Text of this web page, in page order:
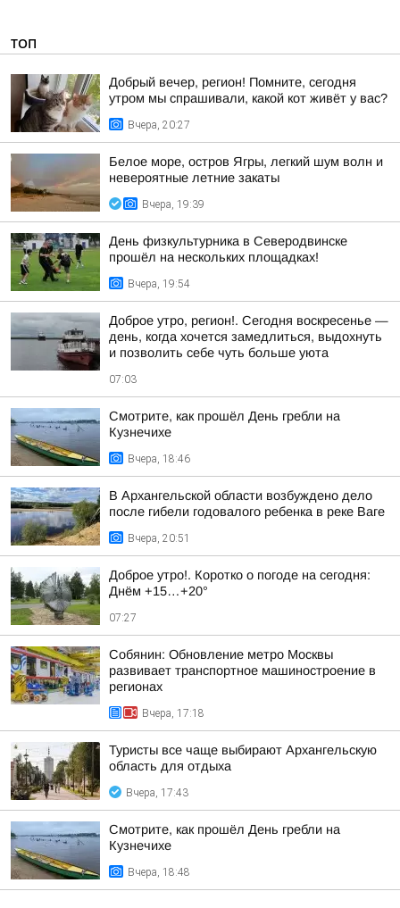
ТОП
Добрый вечер, регион! Помните, сегодня
утром мы спрашивали, какой кот живёт у вас?
Вчера, 20:27
Белое море, остров Ягры, легкий шум волн и
невероятные летние закаты
Вчера, 19:39
День физкультурника в Северодвинске
прошёл на нескольких площадках!
Вчера, 19:54
Доброе утро, регион!. Сегодня воскресенье —
день, когда хочется замедлиться, выдохнуть
и позволить себе чуть больше уюта
07:03
Смотрите, как прошёл День гребли на
Кузнечихе
Вчера, 18:46
В Архангельской области возбуждено дело
после гибели годовалого ребенка в реке Ваге
Вчера, 20:51
Доброе утро!. Коротко о погоде на сегодня:
Днём +15…+20°
07:27
Собянин: Обновление метро Москвы
развивает транспортное машиностроение в
регионах
Вчера, 17:18
Туристы все чаще выбирают Архангельскую
область для отдыха
Вчера, 17:43
Смотрите, как прошёл День гребли на
Кузнечихе
Вчера, 18:48